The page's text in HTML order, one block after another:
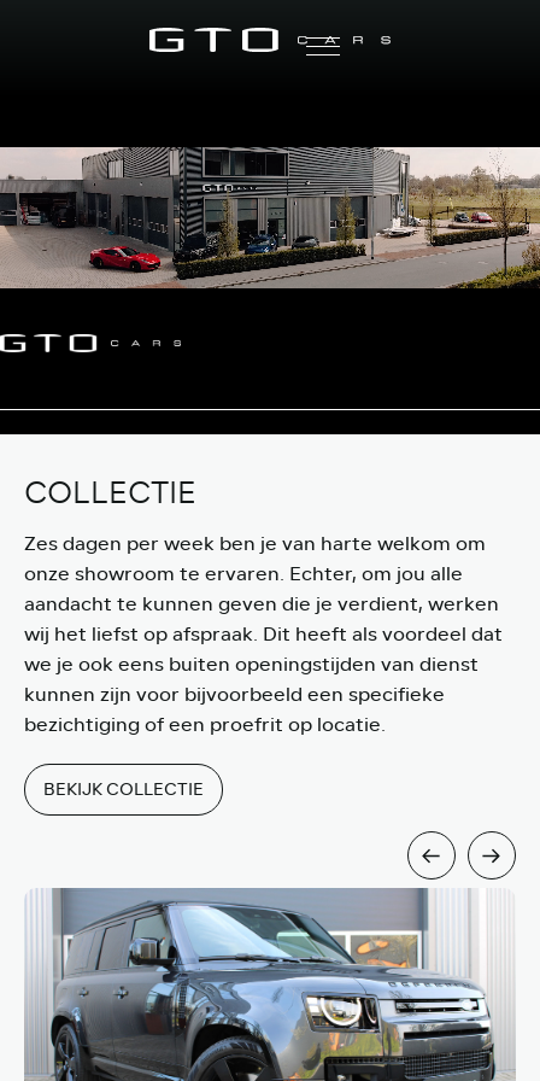
COLLECTIE
Zes dagen per week ben je van harte welkom om
onze showroom te ervaren. Echter, om jou alle
aandacht te kunnen geven die je verdient, werken
wij het liefst op afspraak. Dit heeft als voordeel dat
we je ook eens buiten openingstijden van dienst
kunnen zijn voor bijvoorbeeld een specifieke
bezichtiging of een proefrit op locatie.
BEKIJK COLLECTIE